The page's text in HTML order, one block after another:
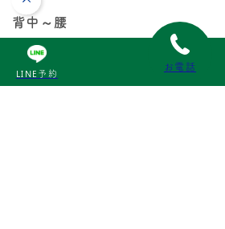
LINE予約
お電話
背中～腰
猫背の原因と改善
腰痛の原因と改善
ぎっくり腰の原因と改善